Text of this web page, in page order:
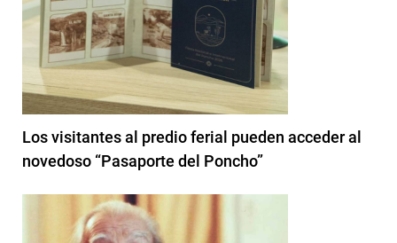
Los visitantes al predio ferial pueden acceder al
novedoso “Pasaporte del Poncho”